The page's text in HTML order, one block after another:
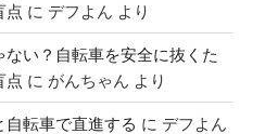
点 に デフよん より
い？自転車を安全に抜くた
点 に がんちゃん より
転車で直進する に デフよん